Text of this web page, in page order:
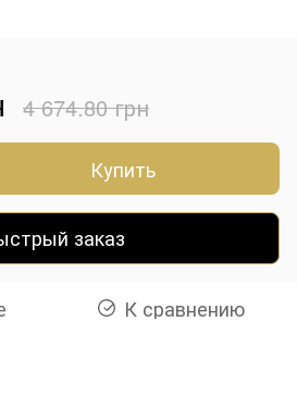
4 674.80 грн
Купить
заказ
К сравнению